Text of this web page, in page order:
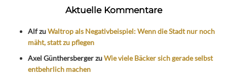
Aktuelle Kommentare
AlfzuWaltrop als Negativbeispiel: Wenn die Stadt nur noch
mäht, statt zu pflegen
Axel GünthersbergerzuWie viele Bäcker sich gerade selbst
entbehrlich machen